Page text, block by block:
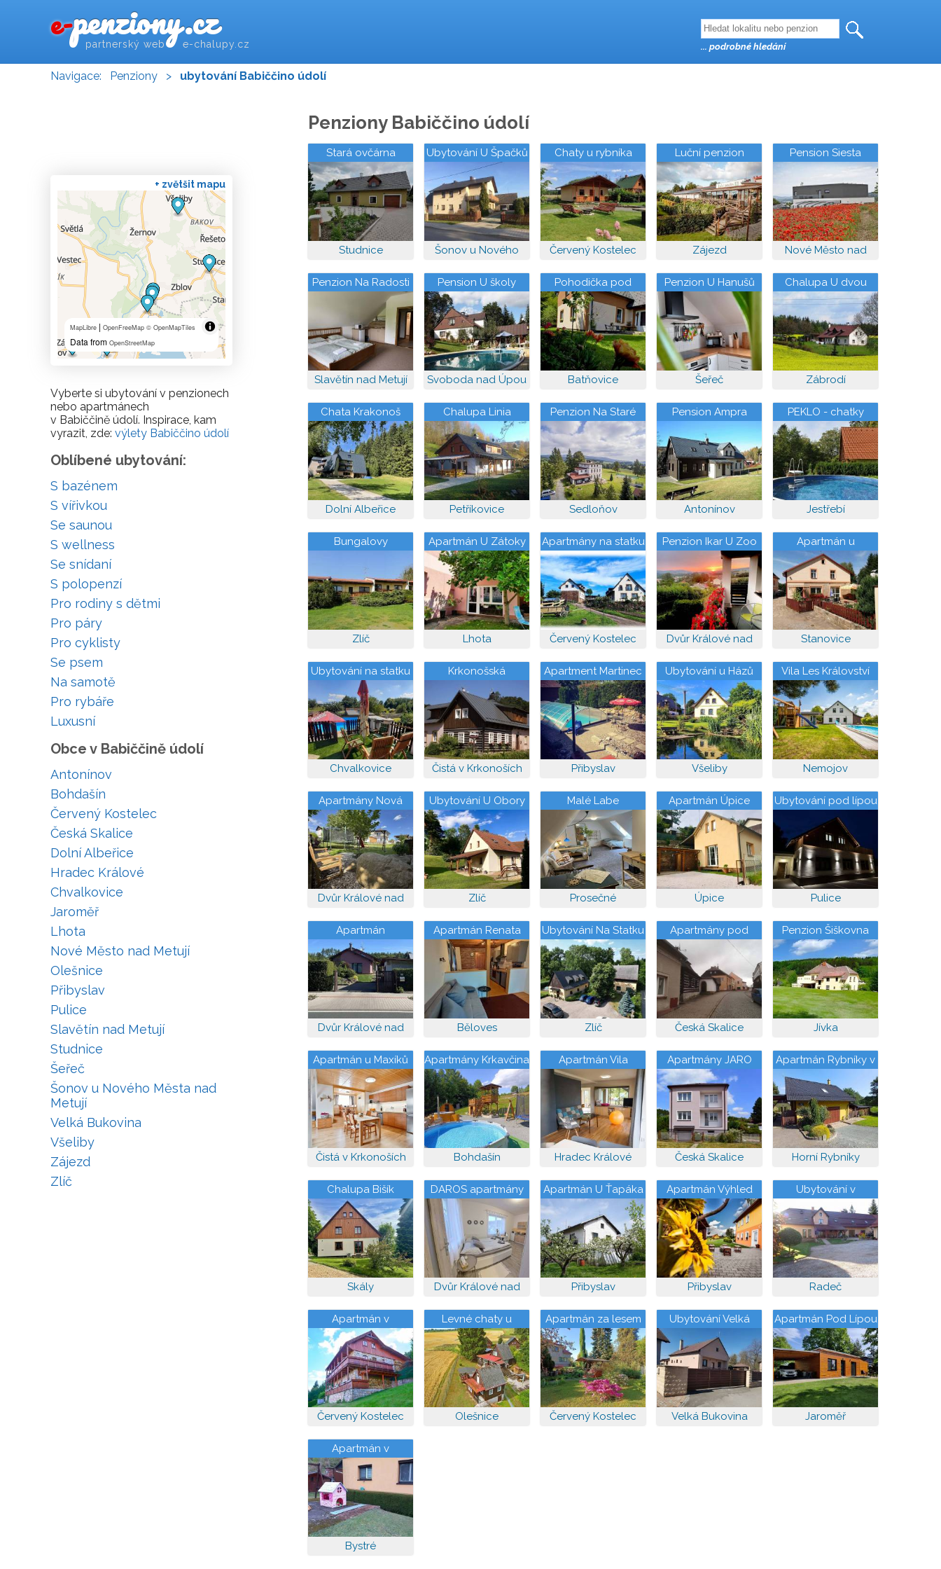
e-penziony.cz
partnerský web e-chalupy.cz
Navigace: Penziony > ubytování Babiččino údolí
Penziony Babiččino údolí
Stará ovčárna
Studnice
Ubytování U Špačků
Šonov u Nového
Chaty u rybníka
Brodský
Červený Kostelec
Luční penzion
Zájezd
Pension Siesta
Nové Město nad
Penzion Na Radosti
Slavětín nad Metují
Pension U školy
Svoboda nad Úpou
Pohodička pod
Verpánem
Batňovice
Penzion U Hanušů
Šeřeč
Chalupa U dvou
jasanů
Zábrodí
Chata Krakonoš
Dolní Albeřice
Chalupa Linia
Petříkovice
Penzion Na Staré
Škole
Sedloňov
Pension Ampra
Antonínov
PEKLO - chatky
Jestřebí
Bungalovy
Zlíč
Apartmán U Zátoky
Lhota
Apartmány na statku
Červený Kostelec
Penzion Ikar U Zoo
Dvůr Králové nad
Apartmán u
Šporkova mlýna
Stanovice
Ubytování na statku
nedaleko Ratibořic
Chvalkovice
Krkonošská
chaloupka
Čistá v Krkonoších
Apartment Martinec
Přibyslav
Ubytování u Házů
Všeliby
Vila Les Království
Nemojov
Apartmány Nová
Tyršova
Dvůr Králové nad
Ubytování U Obory
Zlíč
Malé Labe
Prosečné
Apartmán Úpice
Luky
Úpice
Ubytování pod lípou
Pulice
Apartmán
Krkonošská
Dvůr Králové nad
Apartmán Renata
Běloves
Běloves
Ubytování Na Statku
Zlíč
Apartmány pod
Barunčinou školou
Česká Skalice
Penzion Šiškovna
Jívka
Apartmán u Maxíků
Čistá v Krkonoších
Apartmány Krkavčina
Bohdašín
Apartmán Vila
Věkoše
Hradec Králové
Apartmány JARO
Česká Skalice
Apartmán Rybníky v
soukromí
Horní Rybníky
Chalupa Bišík
Skály
DAROS apartmány
Dvůr Králové nad
Apartmán U Ťapáka
Přibyslav
Apartmán Výhled
Přibyslav
Ubytování v
soukromí Jana
Trnovcová
Radeč
Apartmán v
roubence
Červený Kostelec
Levné chaty u
rybníka Špinka
Olešnice
Apartmán za lesem
Červený Kostelec
Ubytování Velká
Bukovina
Velká Bukovina
Apartmán Pod Lípou
Jaroměř
Apartmán v
Jestřebích horách
Bystré
+ zvětšit mapu
MapLibre | OpenFreeMap © OpenMapTiles
Data from OpenStreetMap
Vyberte si ubytování v penzionech
nebo apartmánech
v Babiččině údolí. Inspirace, kam
vyrazit, zde: výlety Babiččino údolí
Oblíbené ubytování:
S bazénem
S vířivkou
Se saunou
S wellness
Se snídaní
S polopenzí
Pro rodiny s dětmi
Pro páry
Pro cyklisty
Se psem
Na samotě
Pro rybáře
Luxusní
Obce v Babiččině údolí
Antonínov
Bohdašín
Červený Kostelec
Česká Skalice
Dolní Albeřice
Hradec Králové
Chvalkovice
Jaroměř
Lhota
Nové Město nad Metují
Olešnice
Přibyslav
Pulice
Slavětín nad Metují
Studnice
Šeřeč
Šonov u Nového Města nad
Metují
Velká Bukovina
Všeliby
Zájezd
Zlíč
... podrobné hledání